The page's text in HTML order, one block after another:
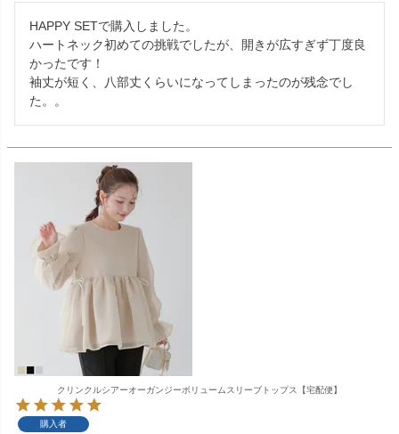
HAPPY SETで購入しました。
ハートネック初めての挑戦でしたが、開きが広すぎず丁度良
かったです！
袖丈が短く、八部丈くらいになってしまったのが残念でし
た。。
クリンクルシアーオーガンジーボリュームスリーブトップス【宅配便】
購入者